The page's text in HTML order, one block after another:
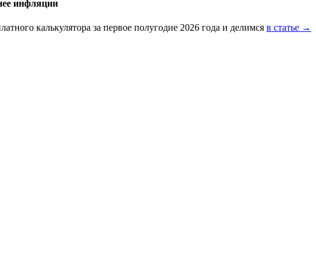
инфляции
калькулятора за первое полугодие 2026 года и делимся в статье →